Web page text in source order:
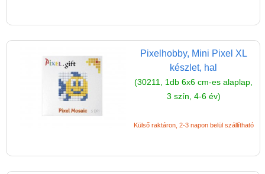
Pixelhobby, Mini Pixel XL
készlet, hal
(30211, 1db 6x6 cm-es alaplap,
3 szín, 4-6 év)
Külső raktáron, 2-3 napon belül szállítható
alaplapos készlet
Pixel XL szett (6x6cm)
Pixel mosaic
ajándékdoboz